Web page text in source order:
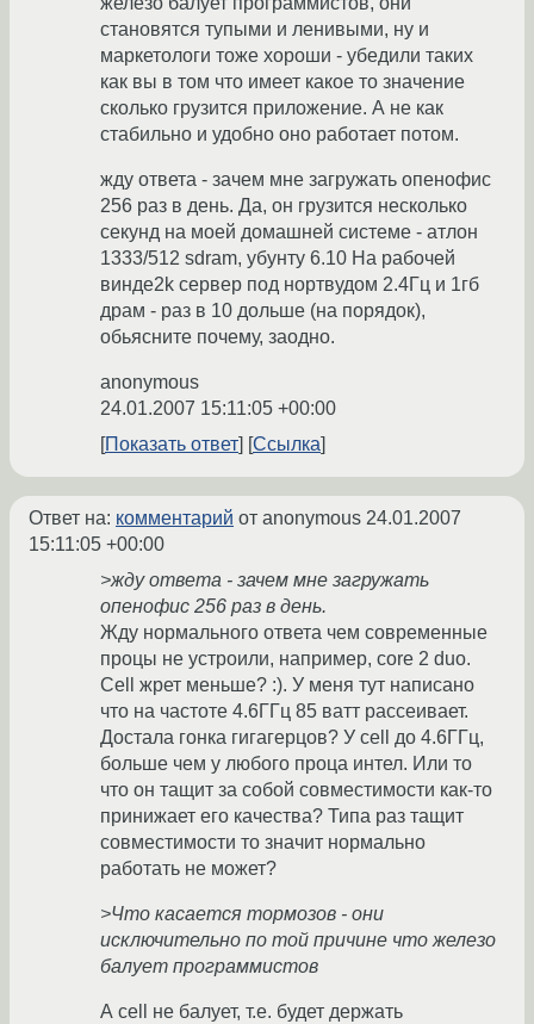
становятся тупыми и ленивыми, ну и
маркетологи тоже хороши - убедили таких
как вы в том что имеет какое то значение
сколько грузится приложение. А не как
стабильно и удобно оно работает потом.
жду ответа - зачем мне загружать опенофис
256 раз в день. Да, он грузится несколько
секунд на моей домашней системе - атлон
1333/512 sdram, убунту 6.10 На рабочей
винде2k сервер под нортвудом 2.4Гц и 1гб
драм - раз в 10 дольше (на порядок),
обьясните почему, заодно.
anonymous
24.01.2007 15:11:05 +00:00
Показать ответ
Ссылка
Ответ на: комментарий от anonymous 24.01.2007
15:11:05 +00:00
>жду ответа - зачем мне загружать
опенофис 256 раз в день.
Жду нормального ответа чем современные
процы не устроили, например, core 2 duo.
Cell жрет меньше? :). У меня тут написано
что на частоте 4.6ГГц 85 ватт рассеивает.
Достала гонка гигагерцов? У cell до 4.6ГГц,
больше чем у любого проца интел. Или то
что он тащит за собой совместимости как-то
принижает его качества? Типа раз тащит
совместимости то значит нормально
работать не может?
>Что касается тормозов - они
исключительно по той причине что железо
балует программистов
А cell не балует, т.е. будет держать